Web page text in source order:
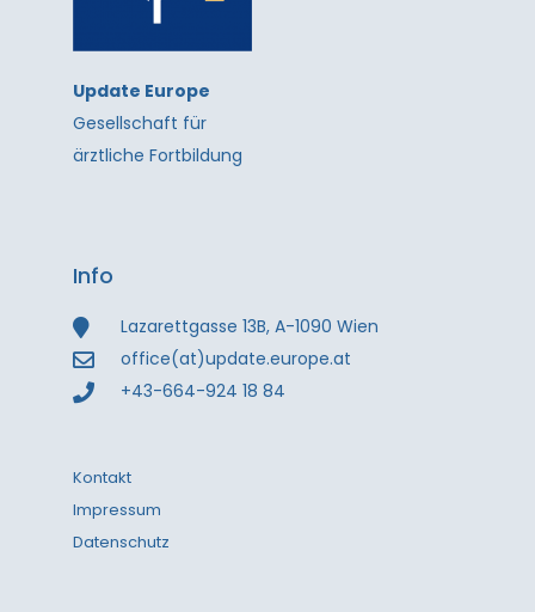
Update Europe
Gesellschaft für
ärztliche Fortbildung
Info
Lazarettgasse 13B, A-1090 Wien
office(at)update.europe.at
+43-664-924 18 84
Kontakt
Impressum
Datenschutz